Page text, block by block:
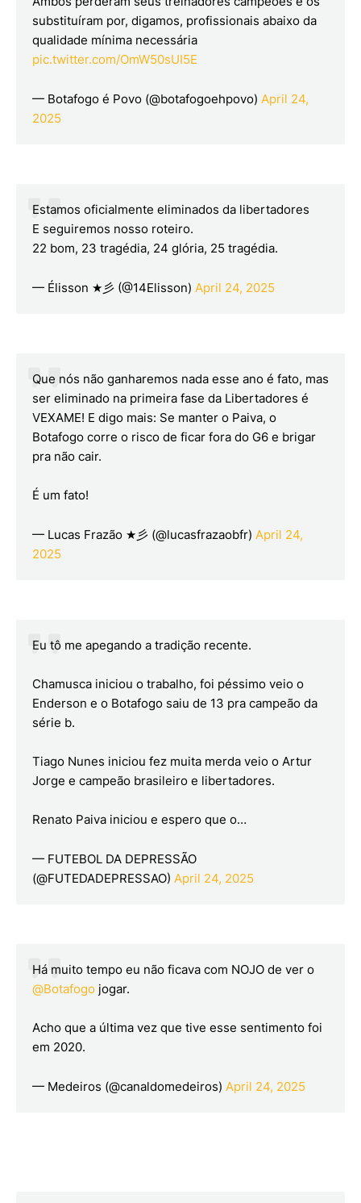
substituíram por, digamos, profissionais abaixo da
qualidade mínima necessária
pic.twitter.com/OmW50sUI5E
— Botafogo é Povo (@botafogoehpovo) April 24,
2025
Estamos oficialmente eliminados da libertadores
E seguiremos nosso roteiro.
22 bom, 23 tragédia, 24 glória, 25 tragédia.
— Élisson ★彡 (@14Elisson) April 24, 2025
Que nós não ganharemos nada esse ano é fato, mas
ser eliminado na primeira fase da Libertadores é
VEXAME! E digo mais: Se manter o Paiva, o
Botafogo corre o risco de ficar fora do G6 e brigar
pra não cair.
É um fato!
— Lucas Frazão ★彡 (@lucasfrazaobfr) April 24,
2025
Eu tô me apegando a tradição recente.
Chamusca iniciou o trabalho, foi péssimo veio o
Enderson e o Botafogo saiu de 13 pra campeão da
série b.
Tiago Nunes iniciou fez muita merda veio o Artur
Jorge e campeão brasileiro e libertadores.
Renato Paiva iniciou e espero que o…
— FUTEBOL DA DEPRESSÃO
(@FUTEDADEPRESSAO) April 24, 2025
Há muito tempo eu não ficava com NOJO de ver o
@Botafogo jogar.
Acho que a última vez que tive esse sentimento foi
em 2020.
— Medeiros (@canaldomedeiros) April 24, 2025